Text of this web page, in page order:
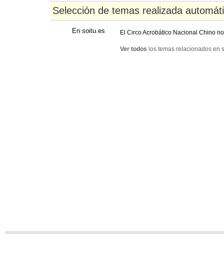
Selección de temas realizada
En soitu.es El Circo Acrobático Nacional Chino
Ver todos los temas relacionados en